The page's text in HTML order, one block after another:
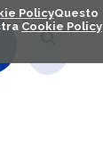
PolicyQuesto
Cookie Policy